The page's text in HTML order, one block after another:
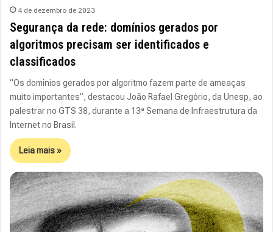
4 de dezembro de 2023
Segurança da rede: domínios gerados por
algoritmos precisam ser identificados e
classificados
“Os domínios gerados por algoritmo fazem parte de ameaças
muito importantes”, destacou João Rafael Gregório, da Unesp, ao
palestrar no GTS 38, durante a 13ª Semana de Infraestrutura da
Internet no Brasil.
Leia mais »